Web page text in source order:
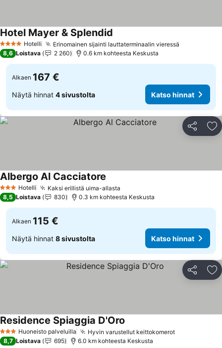
4 Tähtiluokitus
Hotelli Erinomainen sijainti lauttaterminaalin vieressä
Hotel Mayer & Splendid
8,6 Loistava 2 260 0.6 km kohteesta Keskusta
Alkaen 167 €
Näytä hinnat 4 sivustolta Katso hinnat
Jaa
3 Tähtiluokitus
Hotelli Kaksi erillistä uima-allasta
Albergo Al Cacciatore
8,5 Loistava 830 0.3 km kohteesta Keskusta
Alkaen 115 €
Näytä hinnat 8 sivustolta Katso hinnat
Jaa
3 Tähtiluokitus
Huoneisto palveluilla Hyvin varustellut keittokomerotKatso hinnat
Residence Spiaggia D'Oro
8,7 Loistava 695 6.0 km kohteesta Keskusta